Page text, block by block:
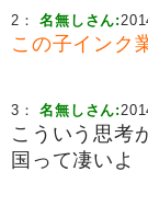
2：名無しさん:
この子インク
3：名無しさん:
こういう思考
国って凄いよ